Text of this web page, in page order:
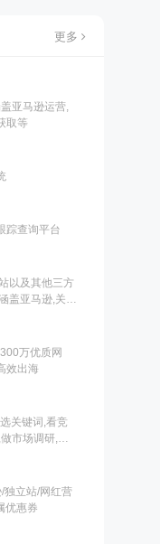
更多
亚马逊运营,
取等
踪查询平台
以及其他三方
盖亚马逊,关键
迎关注
万优质网
效出海
关键词,看竞
市场调研,有
独立站/网红营
优惠券